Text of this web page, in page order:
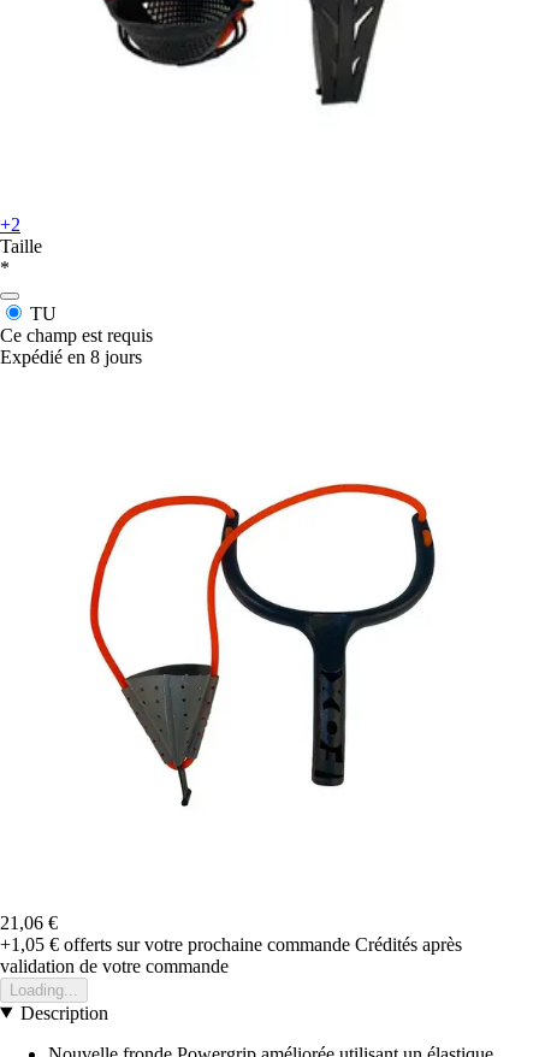
+2
Taille
*
TU
Ce champ est requis
Expédié en 8 jours
21,06 €
+1,05 € offerts sur votre prochaine commande Crédités après
validation de votre commande
Loading...
Description